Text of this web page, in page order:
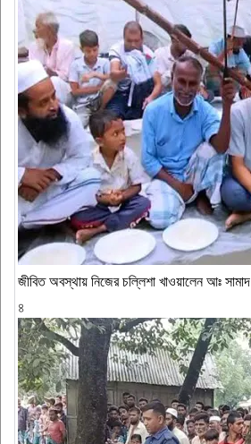
জীবিত অবস্থায় নিজের চল্লিশা খাওয়ালেন আঃ সামাদ
৪